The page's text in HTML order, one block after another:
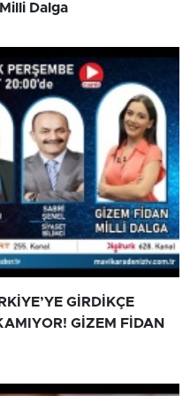
Dalga
GİRDİKÇE
GİZEM FİDAN